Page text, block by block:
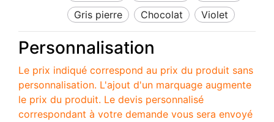
gris pierre
chocolat violet
Personnalisation
Le prix indiqué correspond au prix du produit sans
personnalisation. L'ajout d'un marquage augmente
le prix du produit. Le devis personnalisé
correspondant à votre demande vous sera envoyé